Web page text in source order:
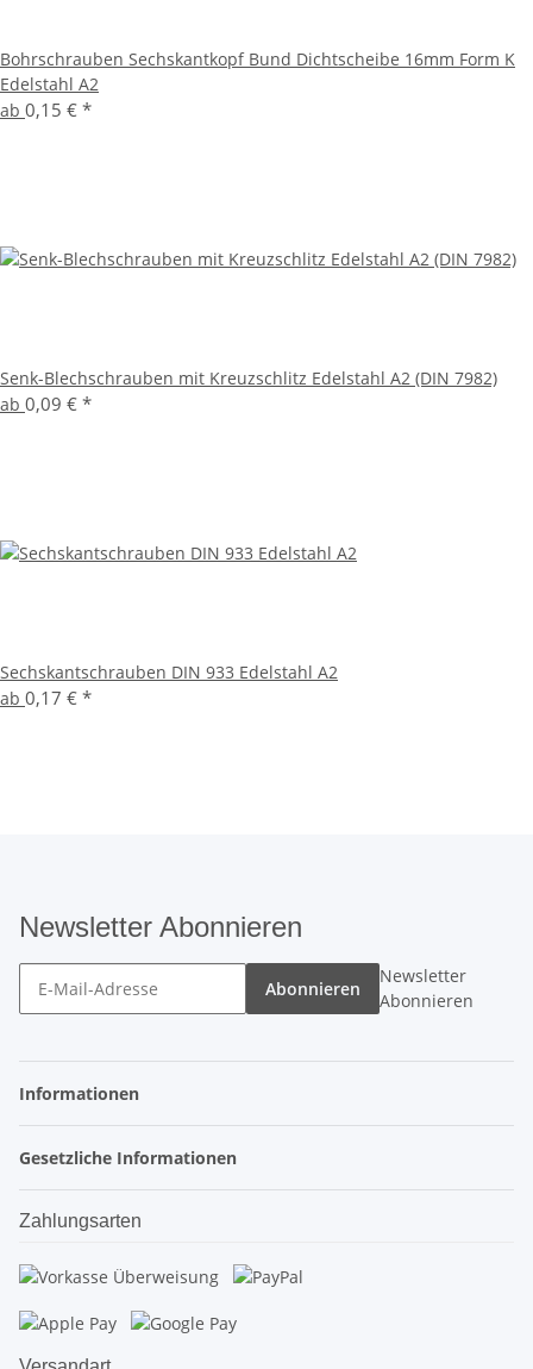
Bohrschrauben Sechskantkopf Bund Dichtscheibe 16mm Form K
Edelstahl A2
ab 0,15 € *
Senk-Blechschrauben mit Kreuzschlitz Edelstahl A2 (DIN 7982)
ab 0,09 € *
Sechskantschrauben DIN 933 Edelstahl A2
ab 0,17 € *
Newsletter Abonnieren
Abonnieren
Newsletter
Abonnieren
Informationen
Gesetzliche Informationen
Zahlungsarten